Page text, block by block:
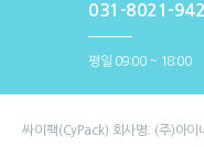
031-8021-
평일 09:00 ~ 18:00
싸이팩(CyPack) 회사명: (주)아이